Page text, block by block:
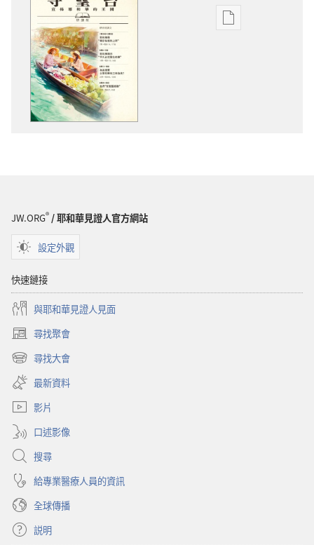
電
2012
JW.ORG®/ 耶和華見證人官方網站
設定外觀
快速鏈接
與耶和華見證人見面
尋找聚會
（開
啟
新
視
窗）
尋找大會
（開
啟
新
視
最新資料
影片
口述影像
搜尋
給專業醫療人員的資訊
全球傳播
説明